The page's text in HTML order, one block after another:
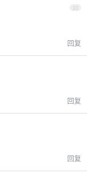
回复
回复
回复